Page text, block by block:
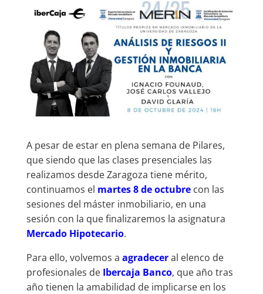
A pesar de estar en plena semana de Pilares,
que siendo que las clases presenciales las
realizamos desde Zaragoza tiene mérito,
continuamos el martes 8 de octubre con las
sesiones del máster inmobiliario, en una
sesión con la que finalizaremos la asignatura
Mercado Hipotecario.
Para ello, volvemos a agradeceral elenco de
profesionales de Ibercaja Banco, que año tras
año tienen la amabilidad de implicarse en los